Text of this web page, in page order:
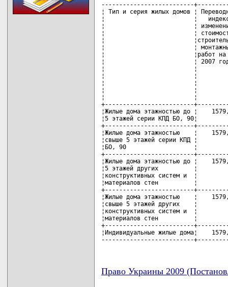
--------------------------
¦ Тип и серия жилых домов ¦
¦                         ¦   индекс
¦                         ¦ изменения
¦                         ¦ стоимости
¦                         ¦строительно-
¦                         ¦
¦                         ¦работ на
¦                         ¦ 2007 года
¦                         ¦
¦                         ¦
¦                         ¦            ¦ в
¦                         ¦            ¦
¦                         ¦
+-------------------------
¦Жилые дома этажностью до ¦
¦5 этажей серии КПД БО,
+-------------------------
¦Жилые дома этажностью    ¦
¦свыше 5 этажей серии КПД
¦БО, 90                   ¦
+-------------------------
¦Жилые дома этажностью до ¦
¦5 этажей других          ¦
¦конструктивных систем и
¦материалов стен          ¦
+-------------------------
¦Жилые дома этажностью    ¦
¦свыше 5 этажей других
¦конструктивных систем и
¦материалов стен          ¦
+-------------------------
¦Индивидуальные жилые дома¦
--------------------------
Право Украины 2009